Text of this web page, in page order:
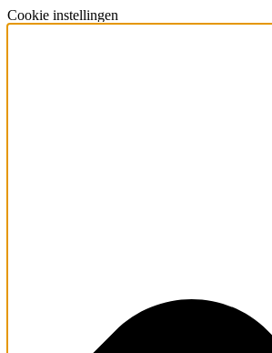
Cookie instellingen